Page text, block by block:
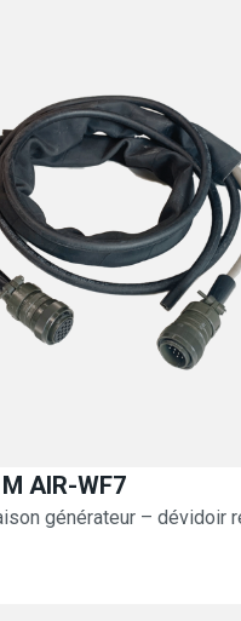
AIR-WF7
générateur – dévidoir